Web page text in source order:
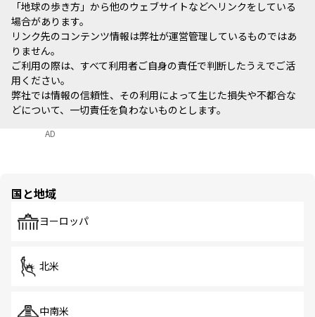
「地球の歩き方」から他のウェブサイトなどへリンクをしている
場合があります。
リンク先のコンテンツ情報は弊社が運営管理しているものではあ
りません。
ご利用の際は、すべて利用者ご自身の責任で判断したうえでご活
用ください。
弊社では情報の信頼性、その利用によって生じた損失や不都合な
どについて、一切責任を負わないものとします。
AD
国と地域
ヨーロッパ
北米
中南米